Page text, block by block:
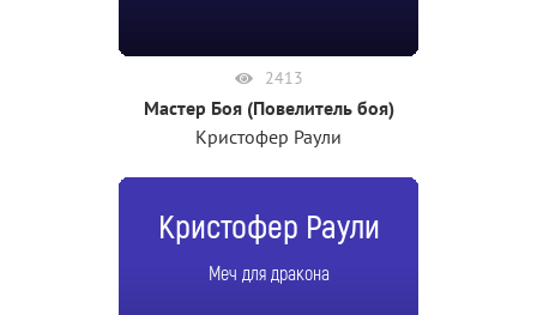
2413
Мастер Боя (Повелитель боя)
Кристофер Раули
Кристофер Раули
Меч для дракона